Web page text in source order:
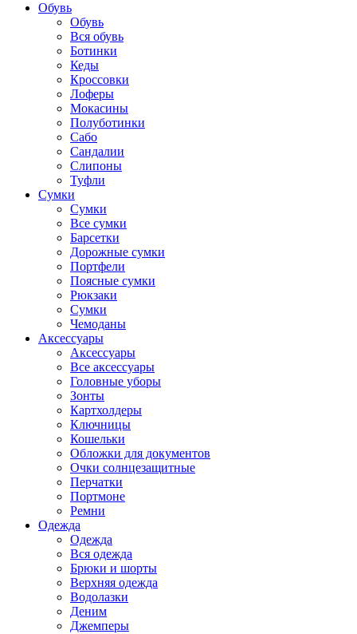
Обувь
Обувь
Вся обувь
Ботинки
Кеды
Кроссовки
Лоферы
Мокасины
Полуботинки
Сабо
Сандалии
Слипоны
Туфли
Сумки
Сумки
Все сумки
Барсетки
Дорожные сумки
Портфели
Поясные сумки
Рюкзаки
Сумки
Чемоданы
Аксессуары
Аксессуары
Все аксессуары
Головные уборы
Зонты
Картхолдеры
Ключницы
Кошельки
Обложки для документов
Очки солнцезащитные
Перчатки
Портмоне
Ремни
Одежда
Одежда
Вся одежда
Брюки и шорты
Верхняя одежда
Водолазки
Деним
Джемперы